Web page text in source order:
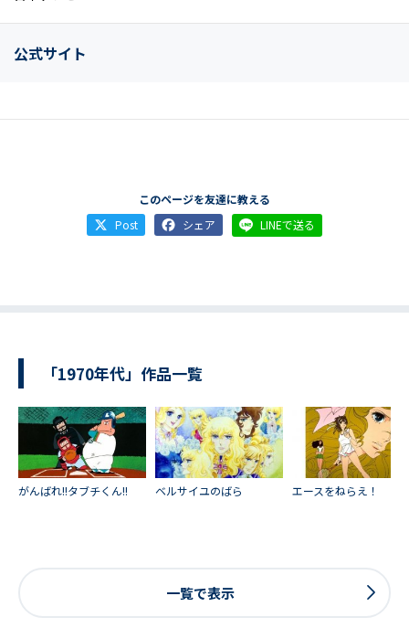
公式サイト
このページを友達に教える
Post
シェア LINEで送る
「1970年代」作品一覧
がんばれ!!タブチくん!! ベルサイユのばら エースをねらえ！
一覧で表示